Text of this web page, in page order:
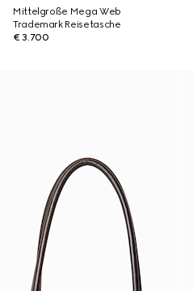
Mittelgroße Mega Web
Trademark Reisetasche
€ 3.700